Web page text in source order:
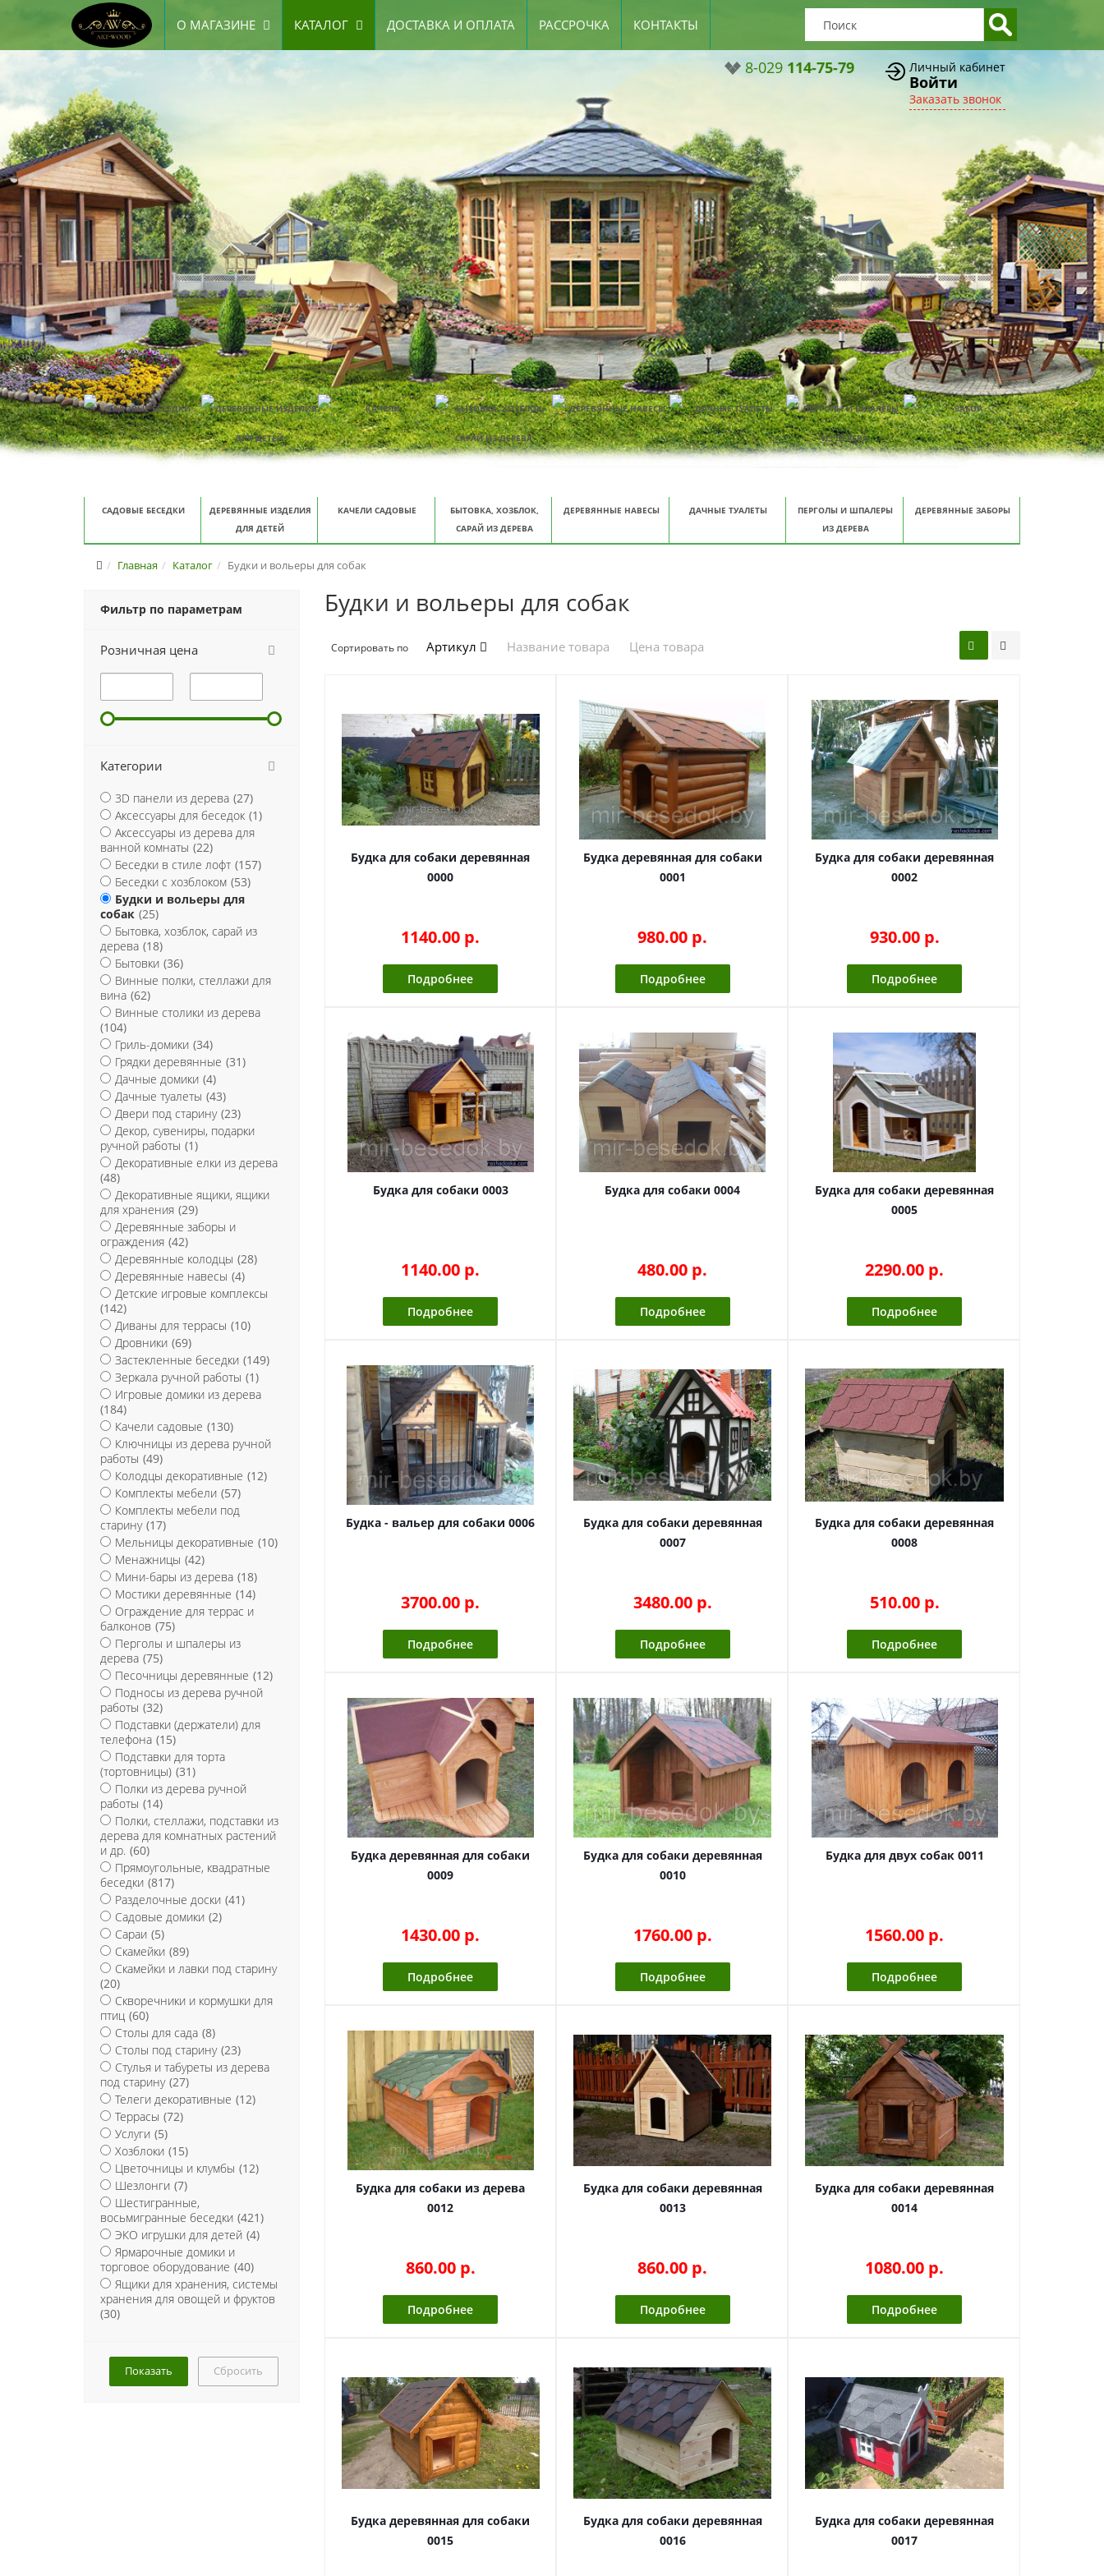
О МАГАЗИНЕ КАТАЛОГ ДОСТАВКА И ОПЛАТА РАССРОЧКА КОНТАКТЫ
8-029 114-75-79 Личный кабинет
Войти
Заказать звонок
САДОВЫЕ БЕСЕДКИ
ДЕРЕВЯННЫЕ ИЗДЕЛИЯ
ДЛЯ ДЕТЕЙ
КАЧЕЛИ САДОВЫЕ
БЫТОВКА, ХОЗБЛОК,
САРАЙ ИЗ ДЕРЕВА
ДЕРЕВЯННЫЕ НАВЕСЫ ДАЧНЫЕ ТУАЛЕТЫ
ПЕРГОЛЫ И ШПАЛЕРЫ
ИЗ ДЕРЕВА
ДЕРЕВЯННЫЕ ЗАБОРЫ
Главная Каталог Будки и вольеры для собак
Фильтр по параметрам
Розничная цена
Категории
3D панели из дерева (27)
Аксессуары для беседок (1)
Аксессуары из дерева для
ванной комнаты (22)
Беседки в стиле лофт (157)
Беседки с хозблоком (53)
Будки и вольеры для
собак (25)
Бытовка, хозблок, сарай из
дерева (18)
Бытовки (36)
Винные полки, стеллажи для
вина (62)
Винные столики из дерева
(104)
Гриль-домики (34)
Грядки деревянные (31)
Дачные домики (4)
Дачные туалеты (43)
Двери под старину (23)
Декор, сувениры, подарки
ручной работы (1)
Декоративные елки из дерева
(48)
Декоративные ящики, ящики
для хранения (29)
Деревянные заборы и
ограждения (42)
Деревянные колодцы (28)
Деревянные навесы (4)
Детские игровые комплексы
(142)
Диваны для террасы (10)
Дровники (69)
Застекленные беседки (149)
Зеркала ручной работы (1)
Игровые домики из дерева
(184)
Качели садовые (130)
Ключницы из дерева ручной
работы (49)
Колодцы декоративные (12)
Комплекты мебели (57)
Комплекты мебели под
старину (17)
Мельницы декоративные (10)
Менажницы (42)
Мини-бары из дерева (18)
Мостики деревянные (14)
Ограждение для террас и
балконов (75)
Перголы и шпалеры из
дерева (75)
Песочницы деревянные (12)
Подносы из дерева ручной
работы (32)
Подставки (держатели) для
телефона (15)
Подставки для торта
(тортовницы) (31)
Полки из дерева ручной
работы (14)
Полки, стеллажи, подставки из
дерева для комнатных растений
и др. (60)
Прямоугольные, квадратные
беседки (817)
Разделочные доски (41)
Садовые домики (2)
Сараи (5)
Скамейки (89)
Скамейки и лавки под старину
(20)
Скворечники и кормушки для
птиц (60)
Столы для сада (8)
Столы под старину (23)
Стулья и табуреты из дерева
под старину (27)
Телеги декоративные (12)
Террасы (72)
Услуги (5)
Хозблоки (15)
Цветочницы и клумбы (12)
Шезлонги (7)
Шестигранные,
восьмигранные беседки (421)
ЭКО игрушки для детей (4)
Ярмарочные домики и
торговое оборудование (40)
Ящики для хранения, системы
хранения для овощей и фруктов
(30)
Сбросить
Будки и вольеры для собак
Сортировать по Артикул Название товара Цена товара
Будка для собаки деревянная
0000
1140.00 p.
Подробнее
Будка деревянная для собаки
0001
980.00 p.
Подробнее
Будка для собаки деревянная
0002
930.00 p.
Подробнее
Будка для собаки 0003
1140.00 p.
Подробнее
Будка для собаки 0004
480.00 p.
Подробнее
Будка для собаки деревянная
0005
2290.00 p.
Подробнее
Будка - вальер для собаки 0006
3700.00 p.
Подробнее
Будка для собаки деревянная
0007
3480.00 p.
Подробнее
Будка для собаки деревянная
0008
510.00 p.
Подробнее
Будка деревянная для собаки
0009
1430.00 p.
Подробнее
Будка для собаки деревянная
0010
1760.00 p.
Подробнее
Будка для двух собак 0011
1560.00 p.
Подробнее
Будка для собаки из дерева
0012
860.00 p.
Подробнее
Будка для собаки деревянная
0013
860.00 p.
Подробнее
Будка для собаки деревянная
0014
1080.00 p.
Подробнее
Будка деревянная для собаки
0015
Будка для собаки деревянная
0016
Будка для собаки деревянная
0017